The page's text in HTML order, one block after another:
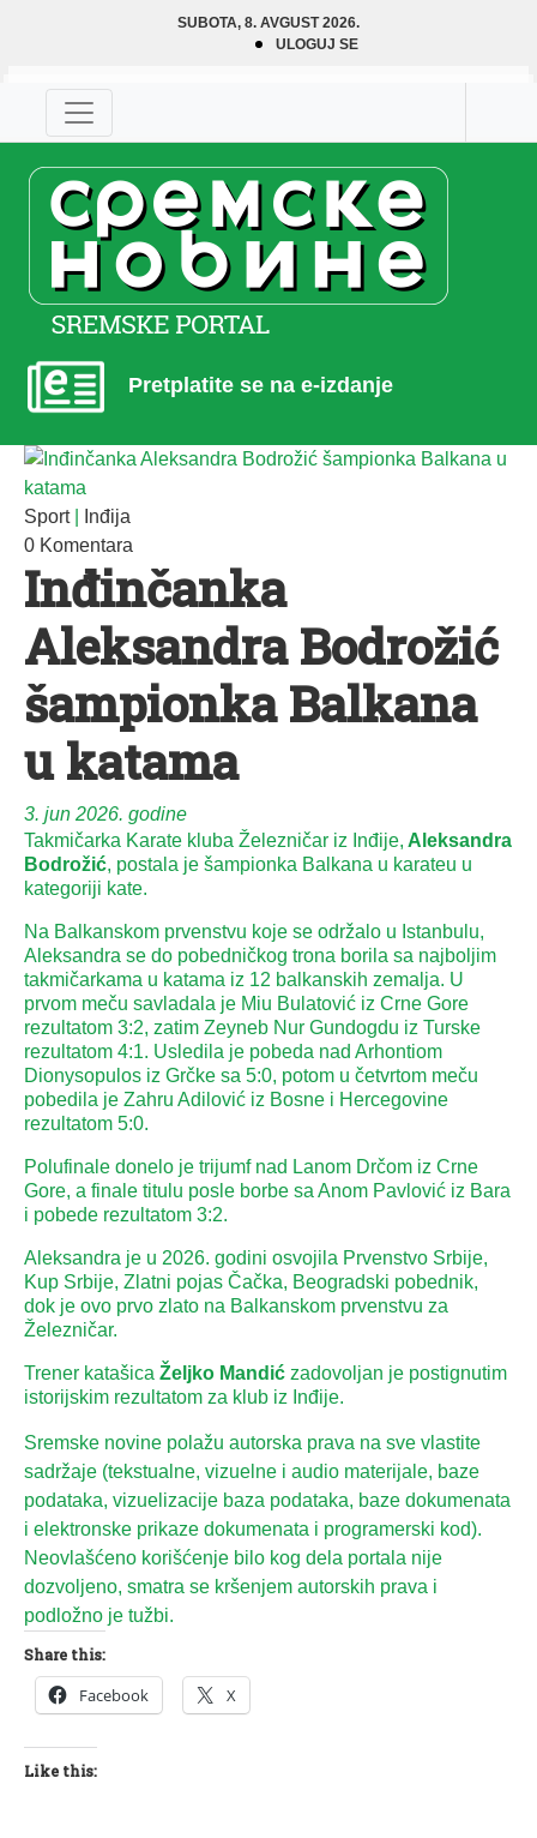
SUBOTA, 8. AVGUST 2026.
ULOGUJ SE
Pretplatite se na e-izdanje
Sport|
Inđija
0 Komentara
Inđinčanka
Aleksandra Bodrožić
šampionka Balkana
u katama
3. jun 2026. godine
Takmičarka Karate kluba Železničar iz Inđije, Aleksandra
Bodrožić, postala je šampionka Balkana u karateu u
kategoriji kate.
Na Balkanskom prvenstvu koje se održalo u Istanbulu,
Aleksandra se do pobedničkog trona borila sa najboljim
takmičarkama u katama iz 12 balkanskih zemalja. U
prvom meču savladala je Miu Bulatović iz Crne Gore
rezultatom 3:2, zatim Zeyneb Nur Gundogdu iz Turske
rezultatom 4:1. Usledila je pobeda nad Arhontiom
Dionysopulos iz Grčke sa 5:0, potom u četvrtom meču
pobedila je Zahru Adilović iz Bosne i Hercegovine
rezultatom 5:0.
Polufinale donelo je trijumf nad Lanom Drčom iz Crne
Gore, a finale titulu posle borbe sa Anom Pavlović iz Bara
i pobede rezultatom 3:2.
Aleksandra je u 2026. godini osvojila Prvenstvo Srbije,
Kup Srbije, Zlatni pojas Čačka, Beogradski pobednik,
dok je ovo prvo zlato na Balkanskom prvenstvu za
Železničar.
Trener katašica Željko Mandić zadovoljan je postignutim
istorijskim rezultatom za klub iz Inđije.
Sremske novine polažu autorska prava na sve vlastite
sadržaje (tekstualne, vizuelne i audio materijale, baze
podataka, vizuelizacije baza podataka, baze dokumenata
i elektronske prikaze dokumenata i programerski kod).
Neovlašćeno korišćenje bilo kog dela portala nije
dozvoljeno, smatra se kršenjem autorskih prava i
podložno je tužbi.
Share this:
Facebook X
Like this: